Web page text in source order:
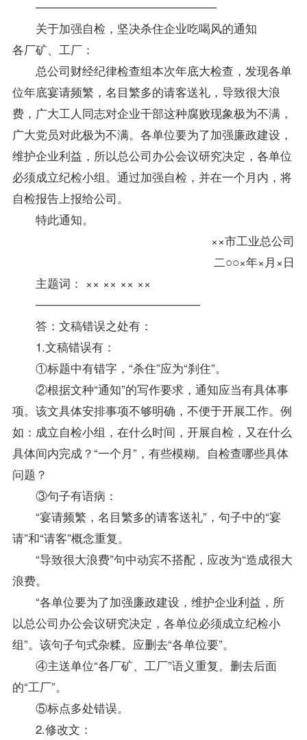
──────────────────────
关于加强自检，坚决杀住企业吃喝风的通知
各厂矿、工厂：
总公司财经纪律检查组本次年底大检查，发现各单
位年底宴请频繁，名目繁多的请客送礼，导致很大浪
费，广大工人同志对企业干部这种腐败现象极为不满，
广大党员对此极为不满。各单位要为了加强廉政建设，
维护企业利益，所以总公司办公会议研究决定，各单位
必须成立纪检小组。通过加强自检，并在一个月内，将
自检报告上报给公司。
特此通知。
××市工业总公司
二○○×年×月×日
主题词： ×× ×× ×× ××
────────────────────
答：文稿错误之处有：
1.文稿错误有：
①标题中有错字，“杀住”应为“刹住”。
②根据文种“通知”的写作要求，通知应当有具体事
项。该文具体安排事项不够明确，不便于开展工作。例
如：成立自检小组，在什么时间，开展自检，又在什么
具体间内完成？“一个月”，有些模糊。自检查哪些具体
问题？
③句子有语病：
“宴请频繁，名目繁多的请客送礼”，句子中的“宴
请”和“请客”概念重复。
“导致很大浪费”句中动宾不搭配，应改为“造成很大
浪费。
“各单位要为了加强廉政建设，维护企业利益，所
以总公司办公会议研究决定，各单位必须成立纪检小
组”。该句子句式杂糅。应删去“各单位要”。
④主送单位“各厂矿、工厂”语义重复。删去后面
的“工厂”。
⑤标点多处错误。
2.修改文：